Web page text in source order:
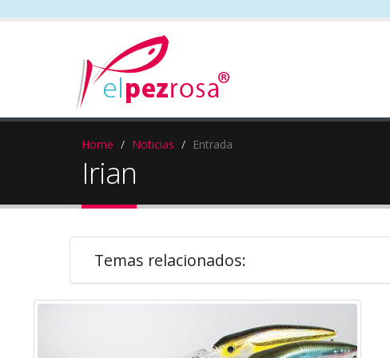
Home Noticias Entrada
Irian
Temas relacionados: